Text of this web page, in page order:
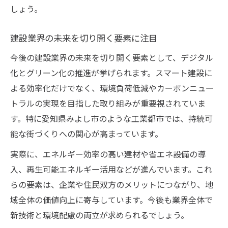
しょう。
建設業界の未来を切り開く要素に注目
今後の建設業界の未来を切り開く要素として、デジタル
化とグリーン化の推進が挙げられます。スマート建設に
よる効率化だけでなく、環境負荷低減やカーボンニュー
トラルの実現を目指した取り組みが重要視されていま
す。特に愛知県みよし市のような工業都市では、持続可
能な街づくりへの関心が高まっています。
実際に、エネルギー効率の高い建材や省エネ設備の導
入、再生可能エネルギー活用などが進んでいます。これ
らの要素は、企業や住民双方のメリットにつながり、地
域全体の価値向上に寄与しています。今後も業界全体で
新技術と環境配慮の両立が求められるでしょう。